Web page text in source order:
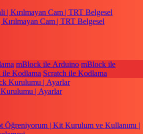
Cam | TRT Belgesel
mBlock ile Arduino mBlock ile
ile Kodlama Scratch ile Kodlama
| Ayarlar